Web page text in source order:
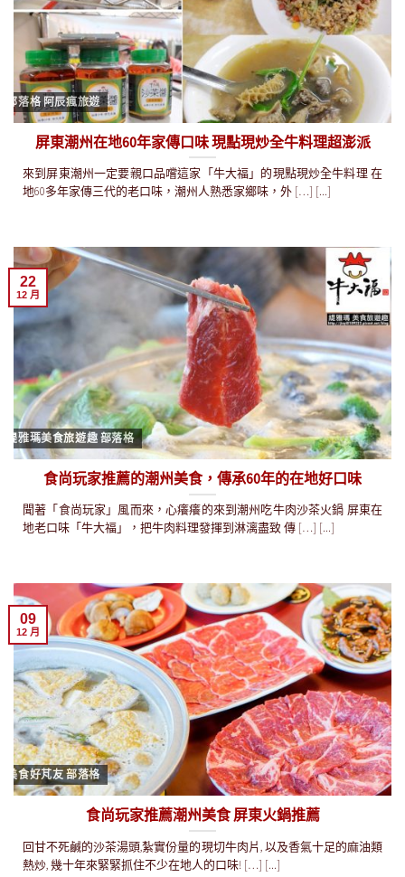
部落格 阿辰瘋旅遊
屏東潮州在地60年家傳口味 現點現炒全牛料理超澎派
來到屏東潮州一定要親口品嚐這家「牛大福」的現點現炒全牛料理 在
地60多年家傳三代的老口味，潮州人熟悉家鄉味，外 […] [...]
緹雅瑪美食旅遊趣 部落格
食尚玩家推薦的潮州美食，傳承60年的在地好口味
聞著「食尚玩家」風而來，心癢癢的來到潮州吃牛肉沙茶火鍋 屏東在
地老口味「牛大福」，把牛肉料理發揮到淋漓盡致 傳 […] [...]
22
12 月
美食好芃友 部落格
食尚玩家推薦潮州美食 屏東火鍋推薦
回甘不死鹹的沙茶湯頭,紮實份量的現切牛肉片, 以及香氣十足的麻油類
熱炒, 幾十年來緊緊抓住不少在地人的口味! […] [...]
09
12 月